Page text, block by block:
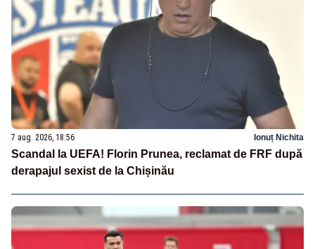
7 aug. 2026, 18:56 Ionuț Nichita
Scandal la UEFA! Florin Prunea, reclamat de FRF după
derapajul sexist de la Chișinău